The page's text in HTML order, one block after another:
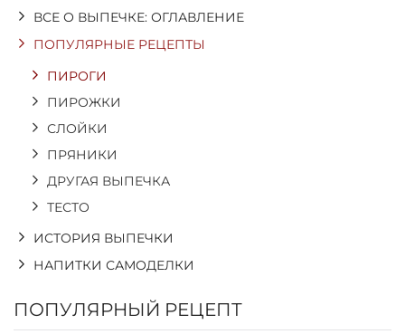
ВСЕ О ВЫПЕЧКЕ: ОГЛАВЛЕНИЕ
ПОПУЛЯРНЫЕ РЕЦЕПТЫ
ПИРОГИ
ПИРОЖКИ
СЛОЙКИ
ПРЯНИКИ
ДРУГАЯ ВЫПЕЧКА
ТЕСТО
ИСТОРИЯ ВЫПЕЧКИ
НАПИТКИ САМОДЕЛКИ
ПОПУЛЯРНЫЙ РЕЦЕПТ